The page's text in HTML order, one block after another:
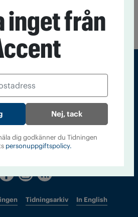
att förlora en hel
tidning om droger och nykterhet
Bondegatan 21, 116 33 Stockholm
accent@iogt.se
utgivare: Barbro Janson Lundkvist,
barbro@a4.se.
Tidningsarkiv In English
inget från
Nej, tack
dig godkänner du Tidningen
personuppgiftspolicy.